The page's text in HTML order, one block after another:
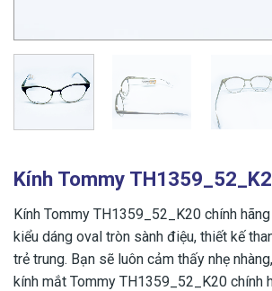
Kính Tommy
Kính Tommy TH1359_52_K20 chính
kiểu dáng oval tròn sành điệu, thiết kế
trẻ trung. Bạn sẽ luôn cảm thấy nhẹ
kính mắt Tommy TH1359_52_K20 chính